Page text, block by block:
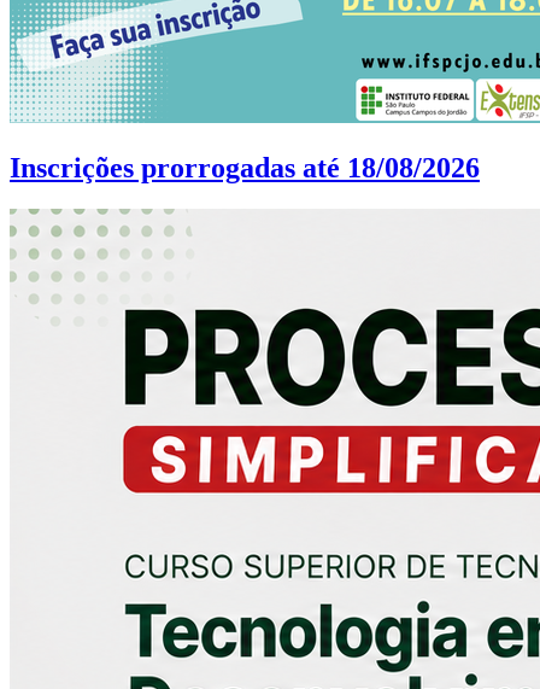
Inscrições prorrogadas até 18/08/2026